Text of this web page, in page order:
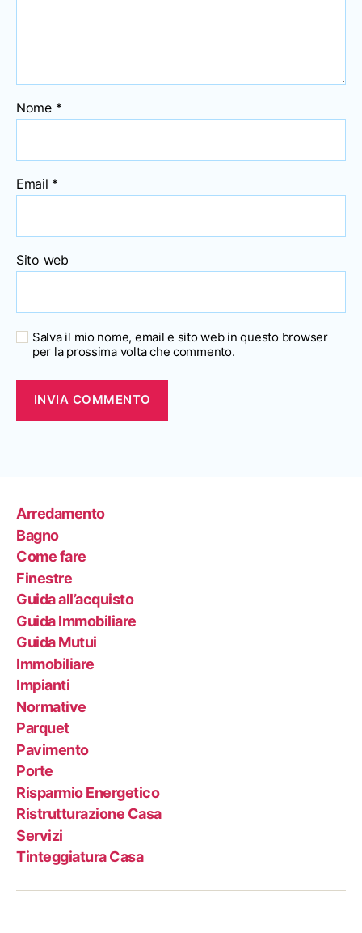
Nome *
Email *
Sito web
Salva il mio nome, email e sito web in questo browser
per la prossima volta che commento.
Arredamento
Bagno
Come fare
Finestre
Guida all’acquisto
Guida Immobiliare
Guida Mutui
Immobiliare
Impianti
Normative
Parquet
Pavimento
Porte
Risparmio Energetico
Ristrutturazione Casa
Servizi
Tinteggiatura Casa